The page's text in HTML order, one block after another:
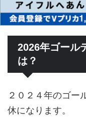
2026年ゴール
は？
２０２４年のゴー
休になります。